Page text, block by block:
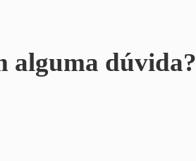
alguma dúvida?